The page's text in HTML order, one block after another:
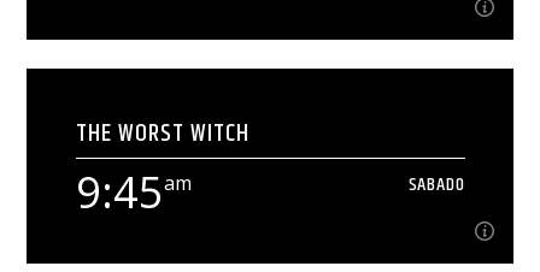
9:15am SABADO
[...]
Ver Más
THE WORST WITCH
9:45am SABADO